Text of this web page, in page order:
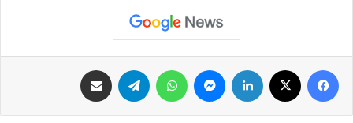
فيسبوك لينكدإن ماسنجر واتساب تيلقرام